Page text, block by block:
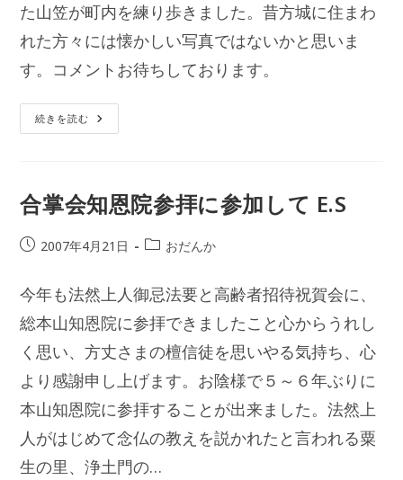
ー:
た山笠が町内を練り歩きました。昔方城に住まわ
れた方々には懐かしい写真ではないかと思いま
す。コメントお待ちしております。
続きを読む 赤
坂
祭
り
H.K
合掌会知恩院参拝に参加して E.S
投
公
開
日:
2007年4月21日
投
カ
テ
ゴ
ー:
おだんか
今年も法然上人御忌法要と高齢者招待祝賀会に、
総本山知恩院に参拝できましたこと心からうれし
く思い、方丈さまの檀信徒を思いやる気持ち、心
より感謝申し上げます。お陰様で５～６年ぶりに
本山知恩院に参拝することが出来ました。法然上
人がはじめて念仏の教えを説かれたと言われる粟
生の里、浄土門の…